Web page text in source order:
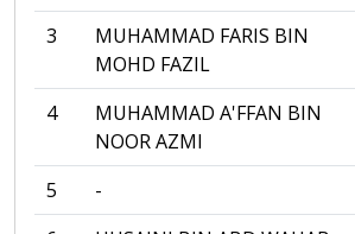
3
MUHAMMAD FARIS BIN
MOHD FAZIL
4
MUHAMMAD A'FFAN BIN
NOOR AZMI
5 -